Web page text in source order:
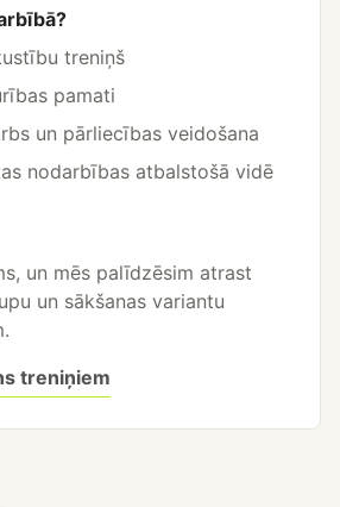
treniņš
pamati
un pārliecības veidošana
nodarbības atbalstošā vidē
un mēs palīdzēsim atrast
un sākšanas variantu
treniņiem